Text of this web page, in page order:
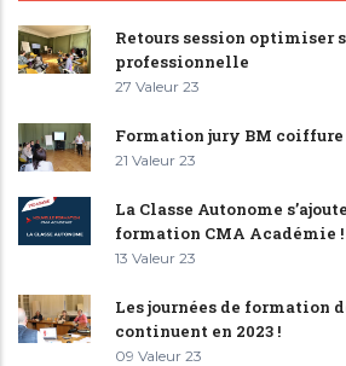
Retours session optimiser
professionnelle
27 Valeur 23
Formation jury BM coiffure
21 Valeur 23
La Classe Autonome
formation CMA Académie !
13 Valeur 23
Les journées de formation
continuent en 2023 !
09 Valeur 23